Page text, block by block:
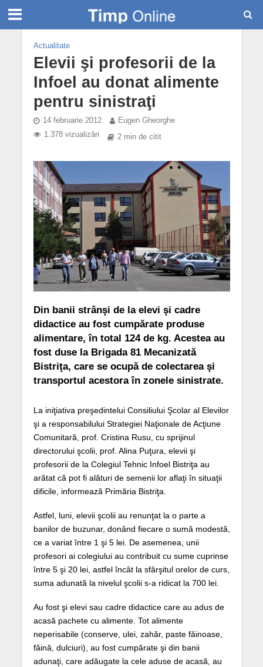
Actualitate
Elevii şi profesorii de la
Infoel au donat alimente
pentru sinistraţi
14 februarie 2012
Eugen Gheorghe
1.378 vizualizări
2 min de citit
Din banii strânşi de la elevi şi cadre
didactice au fost cumpărate produse
alimentare, în total 124 de kg. Acestea au
fost duse la Brigada 81 Mecanizată
Bistriţa, care se ocupă de colectarea şi
transportul acestora în zonele sinistrate.
La iniţiativa preşedintelui Consiliului Şcolar al Elevilor
şi a responsabilului Strategiei Naţionale de Acţiune
Comunitară, prof. Cristina Rusu, cu sprijinul
directorului şcolii, prof. Alina Puţura, elevii şi
profesorii de la Colegiul Tehnic Infoel Bistriţa au
arătat că pot fi alături de semenii lor aflaţi în situaţii
dificile, informează Primăria Bistriţa.
Astfel, luni, elevii şcolii au renunţat la o parte a
banilor de buzunar, donând fiecare o sumă modestă,
ce a variat între 1 şi 5 lei. De asemenea, unii
profesori ai colegiului au contribuit cu sume cuprinse
între 5 şi 20 lei, astfel încât la sfârşitul orelor de curs,
suma adunată la nivelul şcolii s-a ridicat la 700 lei.
Au fost şi elevi sau cadre didactice care au adus de
acasă pachete cu alimente. Tot alimente
neperisabile (conserve, ulei, zahăr, paste făinoase,
făină, dulciuri), au fost cumpărate şi din banii
adunaţi, care adăugate la cele aduse de acasă, au